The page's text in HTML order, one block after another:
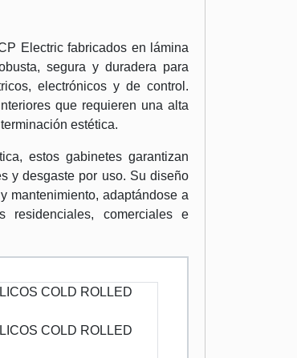
Electric fabricados en lámina
segura y duradera para
electrónicos y de control.
que requieren una alta
estética.
estos gabinetes garantizan
y desgaste por uso. Su diseño
mantenimiento, adaptándose a
residenciales, comerciales e
COLD ROLLED
COLD ROLLED